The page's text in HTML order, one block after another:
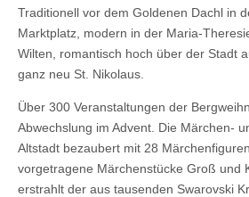
Traditionell vor dem Goldenen Dachl in
Marktplatz, modern in der Maria-
Wilten, romantisch hoch über der Stadt
ganz neu St. Nikolaus.
Über 300 Veranstaltungen der
Abwechslung im Advent. Die Märchen-
Altstadt bezaubert mit 28
vorgetragene Märchenstücke Groß und
erstrahlt der aus tausenden Swarovski